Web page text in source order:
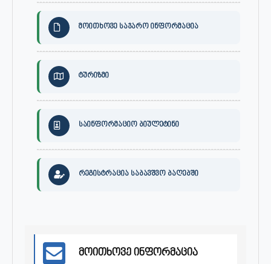
მოითხოვე საჯარო ინფორმაცია
ტურიზმი
საინფორმაციო ბიულეტინი
რეგისტრაცია საბავშვო ბაღებში
მოითხოვე ინფორმაცია